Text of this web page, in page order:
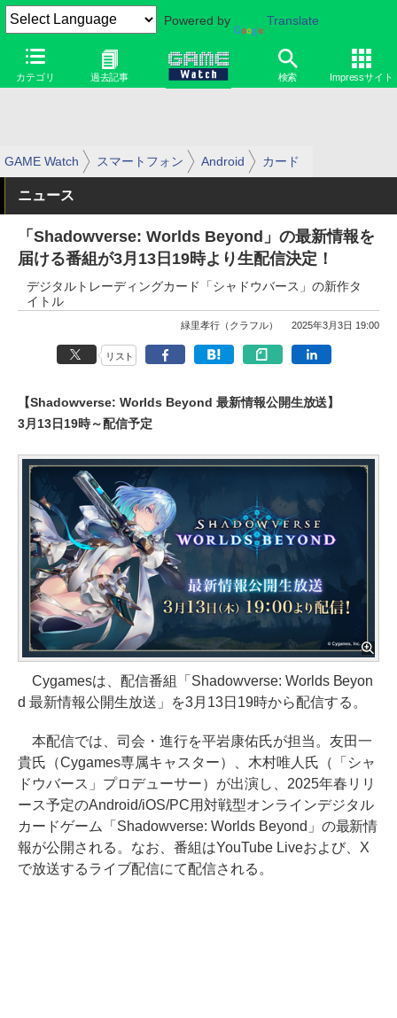
Powered by Translate
カテゴリ 過去記事 検索 Impressサイト
GAME Watch スマートフォン Android カード
ニュース
「Shadowverse: Worlds Beyond」の最新情報を
届ける番組が3月13日19時より生配信決定！
デジタルトレーディングカード「シャドウバース」の新作タ
イトル
緑里孝行（クラフル） 2025年3月3日 19:00
リスト
【Shadowverse: Worlds Beyond 最新情報公開生放送】
3月13日19時～配信予定
Cygamesは、配信番組「Shadowverse: Worlds Beyon
d 最新情報公開生放送」を3月13日19時から配信する。
本配信では、司会・進行を平岩康佑氏が担当。友田一
貴氏（Cygames専属キャスター）、木村唯人氏（「シャ
ドウバース」プロデューサー）が出演し、2025年春リリ
ース予定のAndroid/iOS/PC用対戦型オンラインデジタル
カードゲーム「Shadowverse: Worlds Beyond」の最新情
報が公開される。なお、番組はYouTube Liveおよび、X
で放送するライブ配信にて配信される。